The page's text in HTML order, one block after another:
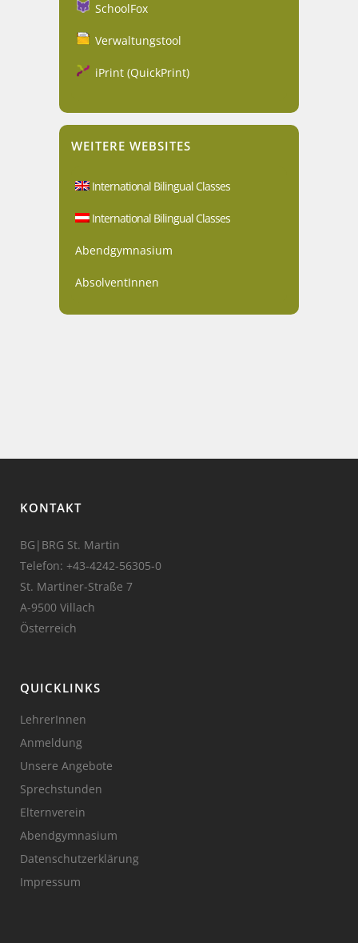
SchoolFox
Verwaltungstool
iPrint (QuickPrint)
WEITERE WEBSITES
International Bilingual Classes
International Bilingual Classes
Abendgymnasium
AbsolventInnen
KONTAKT
BG|BRG St. Martin
Telefon: +43-4242-56305-0
St. Martiner-Straße 7
A-9500 Villach
Österreich
QUICKLINKS
LehrerInnen
Anmeldung
Unsere Angebote
Sprechstunden
Elternverein
Abendgymnasium
Datenschutzerklärung
Impressum